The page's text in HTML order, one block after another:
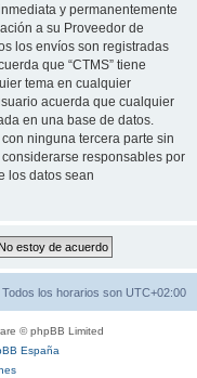
y permanentemente
a su Proveedor de
los envíos son registradas
que “CTMS” tiene
tema en cualquier
acuerda que cualquier
en una base de datos.
ninguna tercera parte sin
responsables por
los datos sean
Todos los horarios son UTC+02:00
© phpBB Limited
España